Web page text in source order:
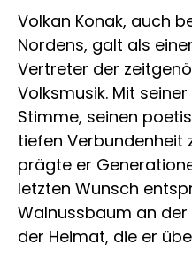
Volkan Konak, auch
Nordens, galt als
Vertreter der
Volksmusik. Mit
Stimme, seinen
tiefen Verbundenheit
prägte er
letzten Wunsch
Walnussbaum an der
der Heimat, die er